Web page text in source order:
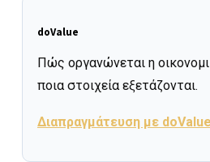
doValue
Πώς οργανώνεται η
ποια στοιχεία εξετάζονται.
Διαπραγμάτευση με doValue